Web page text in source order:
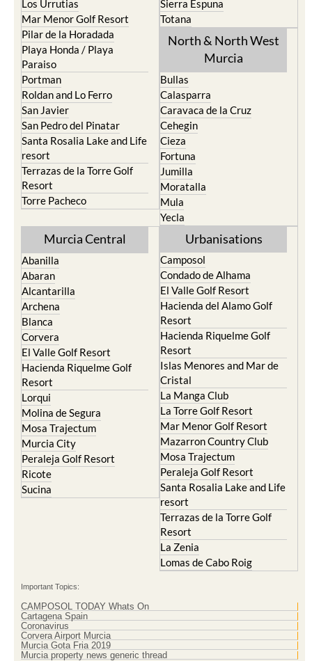
La Puebla
La Torre Golf Resort
La Union
Los Alcazares
Los Belones
Los Nietos
Los Urrutias
Mar Menor Golf Resort
Pilar de la Horadada
Playa Honda / Playa
Paraiso
Portman
Roldan and Lo Ferro
San Javier
Santa Rosalia Lake and Life
resort
Terrazas de la Torre Golf
Resort
Torre Pacheco
Hacienda del Alamo Golf
Resort
Lorca
Mazarron
Puerto Lumbreras
Sierra Espuna
Totana
North & North West
Bullas
Calasparra
Caravaca de la Cruz
Cehegin
Fortuna
Jumilla
Moratalla
Mula
Yecla
Murcia Central
Abanilla
Abaran
Alcantarilla
Archena
Blanca
Corvera
El Valle Golf Resort
Hacienda Riquelme Golf
Resort
Lorqui
Sucina
Urbanisations
Camposol
Condado de Alhama
El Valle Golf Resort
Hacienda del Alamo Golf
Resort
Hacienda Riquelme Golf
Resort
Islas Menores and Mar de
Cristal
La Manga Club
La Torre Golf Resort
Mar Menor Golf Resort
Mazarron Country Club
Mosa Trajectum
Peraleja Golf Resort
Terrazas de la Torre Golf
Resort
La Zenia
Lomas de Cabo Roig